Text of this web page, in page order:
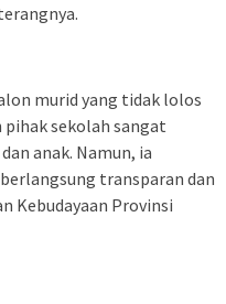
murid yang tidak lolos
sekolah sangat
anak. Namun, ia
transparan dan
Kebudayaan Provinsi